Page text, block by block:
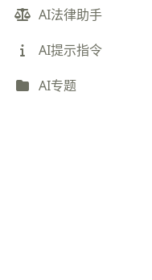
AI法律助手
AI提示指令
AI专题